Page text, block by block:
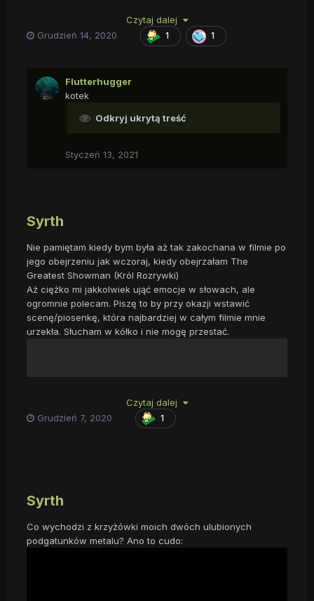
Czytaj dalej
Grudzień 14, 2020
1 1
Flutterhugger
kotek
Odkryj ukrytą treść
Styczeń 13, 2021
Syrth
Nie pamiętam kiedy bym była aż tak zakochana w filmie po
jego obejrzeniu jak wczoraj, kiedy obejrzałam The
Greatest Showman (Król Rozrywki)
Aż ciężko mi jakkolwiek ująć emocje w słowach, ale
ogromnie polecam. Piszę to by przy okazji wstawić
scenę/piosenkę, która najbardziej w całym filmie mnie
urzekła. Słucham w kółko i nie mogę przestać.
Czytaj dalej
Grudzień 7, 2020
1
Syrth
Co wychodzi z krzyżówki moich dwóch ulubionych
podgatunków metalu? Ano to cudo: